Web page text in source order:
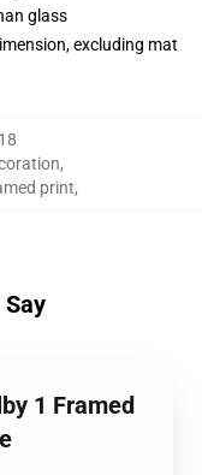
glass
excluding mat
,
print,
1 Framed